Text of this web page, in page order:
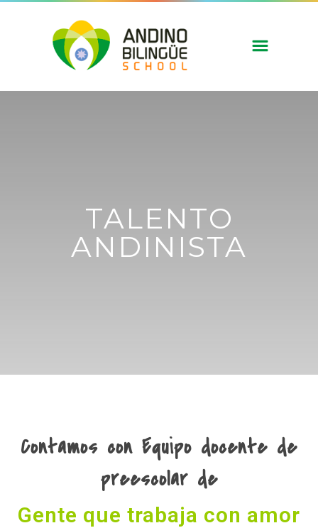
TALENTO
ANDINISTA
Contamos con Equipo docente de
preescolar de
Gente que trabaja con amor